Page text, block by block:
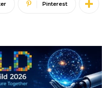
Pinterest